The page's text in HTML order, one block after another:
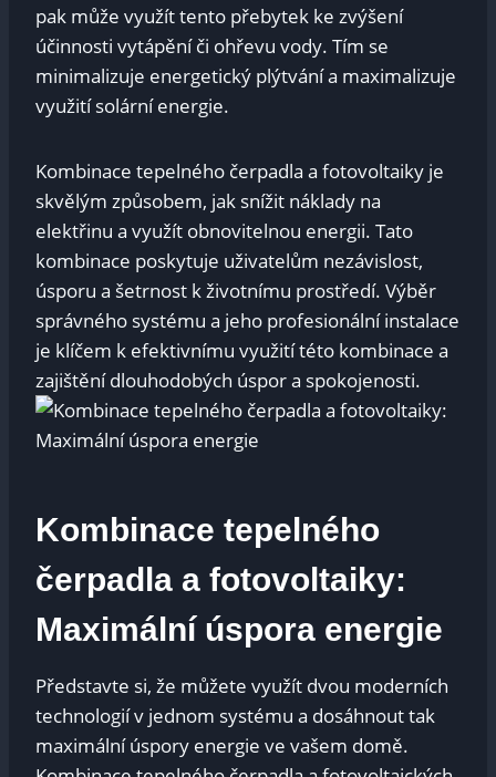
pak může využít tento přebytek ke zvýšení
účinnosti vytápění či ohřevu vody. Tím se
minimalizuje energetický plýtvání a maximalizuje
využití solární energie.
Kombinace tepelného čerpadla a fotovoltaiky je
skvělým způsobem, jak snížit náklady na
elektřinu a využít obnovitelnou energii. Tato
kombinace poskytuje uživatelům nezávislost,
úsporu a šetrnost k životnímu prostředí. Výběr
správného systému a jeho profesionální instalace
je klíčem k efektivnímu využití této kombinace a
zajištění dlouhodobých úspor a spokojenosti.
Kombinace tepelného
čerpadla a fotovoltaiky:
Maximální úspora energie
Představte si, že můžete využít dvou moderních
technologií v jednom systému a dosáhnout tak
maximální úspory energie ve vašem domě.